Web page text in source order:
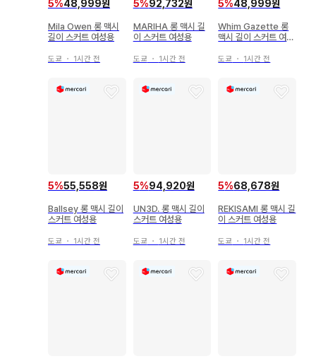
5%48,999원
Mila Owen 롱 맥시
길이 스커트 여성용
도쿄 ・ 1시간 전
5%92,732원
MARIHA 롱 맥시 길
이 스커트 여성용
도쿄 ・ 1시간 전
5%48,999원
Whim Gazette 롱
맥시 길이 스커트 여성
도쿄 ・ 1시간 전
5%55,558원
Ballsey 롱 맥시 길이
스커트 여성용
도쿄 ・ 1시간 전
5%94,920원
UN3D. 롱 맥시 길이
스커트 여성용
도쿄 ・ 1시간 전
5%68,678원
REKISAMI 롱 맥시 길
이 스커트 여성용
도쿄 ・ 1시간 전